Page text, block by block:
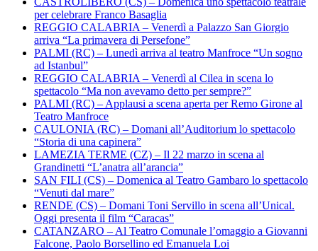
per celebrare Franco Basaglia
REGGIO CALABRIA – Venerdì a Palazzo San Giorgio
arriva “La primavera di Persefone”
PALMI (RC) – Lunedì arriva al teatro Manfroce “Un sogno
ad Istanbul”
REGGIO CALABRIA – Venerdì al Cilea in scena lo
spettacolo “Ma non avevamo detto per sempre?”
PALMI (RC) – Applausi a scena aperta per Remo Girone al
Teatro Manfroce
CAULONIA (RC) – Domani all’Auditorium lo spettacolo
“Storia di una capinera”
LAMEZIA TERME (CZ) – Il 22 marzo in scena al
Grandinetti “L’anatra all’arancia”
SAN FILI (CS) – Domenica al Teatro Gambaro lo spettacolo
“Venuti dal mare”
RENDE (CS) – Domani Toni Servillo in scena all’Unical.
Oggi presenta il film “Caracas”
CATANZARO – Al Teatro Comunale l’omaggio a Giovanni
Falcone, Paolo Borsellino ed Emanuela Loi